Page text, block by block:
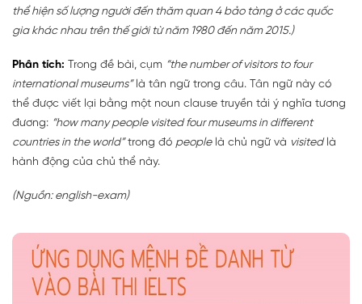
thể hiện số lượng người đến thăm quan 4 bảo tàng ở các quốc
gia khác nhau trên thế giới từ năm 1980 đến năm 2015.)
Phân tích: Trong đề bài, cụm “the number of visitors to four
international museums”là tân ngữ trong câu. Tân ngữ này có
thể được viết lại bằng một noun clause truyền tải ý nghĩa tương
đương: “how many people visited four museums in different
countries in the world”trong đó peoplelà chủ ngữ và visitedlà
hành động của chủ thể này.
(Nguồn: english-exam)